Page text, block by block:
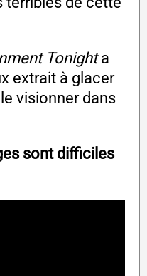
Tonighta
extrait à glacer
visionner dans
sont difficiles